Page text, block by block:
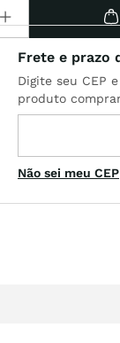
Não sei meu CEP